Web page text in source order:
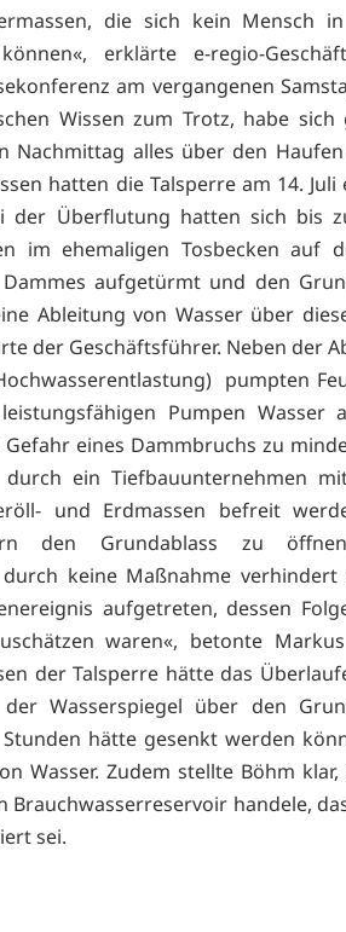
die sich kein Mensch
erklärte e-regio-
am vergangenen
Wissen zum Trotz, habe sich
Nachmittag alles über den
hatten die Talsperre am 14. Juli
der Überflutung hatten sich bis
im ehemaligen Tosbecken auf
aufgetürmt und den
Ableitung von Wasser über
der Geschäftsführer. Neben der
pumpten
Pumpen Wasser
eines Dammbruchs zu
ein Tiefbauunternehmen
und Erdmassen befreit
den Grundablass zu
keine Maßnahme verhindert
aufgetreten, dessen
waren«, betonte
der Talsperre hätte das
Wasserspiegel über den
hätte gesenkt werden
Wasser. Zudem stellte Böhm klar,
Brauchwasserreservoir handele,
sei.